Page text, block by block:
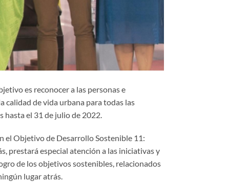
es reconocera las personas e
calidad de vida urbana para todas las
hasta el 31 de julio de 2022.
elObjetivo de Desarrollo Sostenible 11:
prestará especial atención a las iniciativas y
de los objetivos sostenibles, relacionados
lugar atrás.